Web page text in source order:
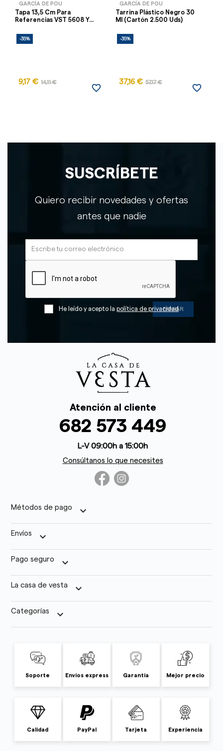
GARCÍA DE POU
Tapa 13,5 Cm Para
Referencias VST 5608 Y...
-35%
9,17 € 14,11 €
favorite_border
GARCÍA DE POU
Tarrina Plástico Negro 30
Ml (Cartón 2.500 Uds)
-35%
37,16 € 57,17 €
favorite_border
SUSCRÍBETE
Quiero recibir novedades y ofertas
antes que nadie
He leído y acepto la política de privacidad
Atención al cliente
682 573 449
L-V 09:00h a 15:00h
Consúltanos lo que necesites
Métodos de pago keyboard_arrow_down
Envíos keyboard_arrow_down
Pago seguro keyboard_arrow_down
La casa de vesta keyboard_arrow_down
Categorías keyboard_arrow_down
Soporte Envíos express Garantía Mejor precio
Calidad PayPal Tarjeta Experiencia